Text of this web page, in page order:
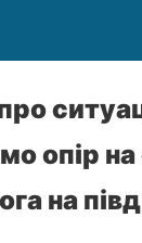
опір на
на